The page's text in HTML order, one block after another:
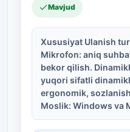
Mavjud
Xususiyat Ulanish
Mikrofon: aniq
bekor qilish.
yuqori sifatli
ergonomik,
Moslik: Windows va